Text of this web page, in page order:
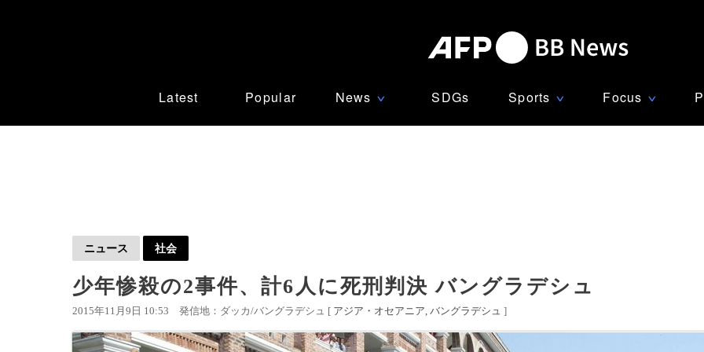
Latest Popular News ∨ SDGs Sports ∨ Focus ∨
ニュース 社会
少年惨殺の2事件、計6人に死刑判決 バングラデシュ
2015年11月9日 10:53 発信地：ダッカ/バングラデシュ [ アジア・オセアニア バングラデシュ ]